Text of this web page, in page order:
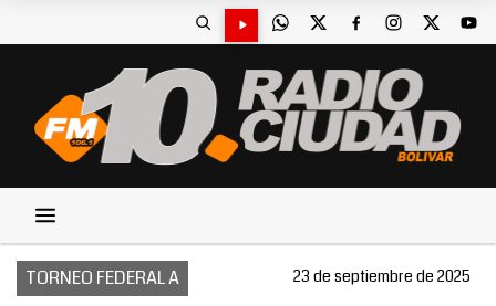
TORNEO FEDERAL A 23 de septiembre de 2025